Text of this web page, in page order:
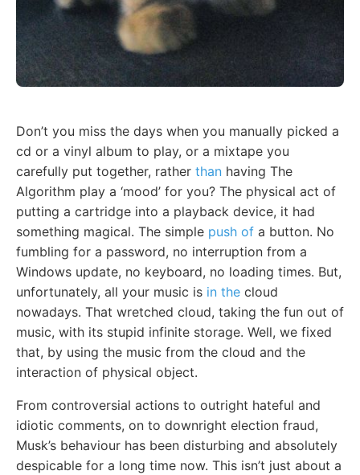
Don’t you miss the days when you manually picked a
cd or a vinyl album to play, or a mixtape you
carefully put together, rather than having The
Algorithm play a ‘mood’ for you? The physical act of
putting a cartridge into a playback device, it had
something magical. The simple push of a button. No
fumbling for a password, no interruption from a
Windows update, no keyboard, no loading times. But,
unfortunately, all your music is in the cloud
nowadays. That wretched cloud, taking the fun out of
music, with its stupid infinite storage. Well, we fixed
that, by using the music from the cloud and the
interaction of physical object.
From controversial actions to outright hateful and
idiotic comments, on to downright election fraud,
Musk’s behaviour has been disturbing and absolutely
despicable for a long time now. This isn’t just about a